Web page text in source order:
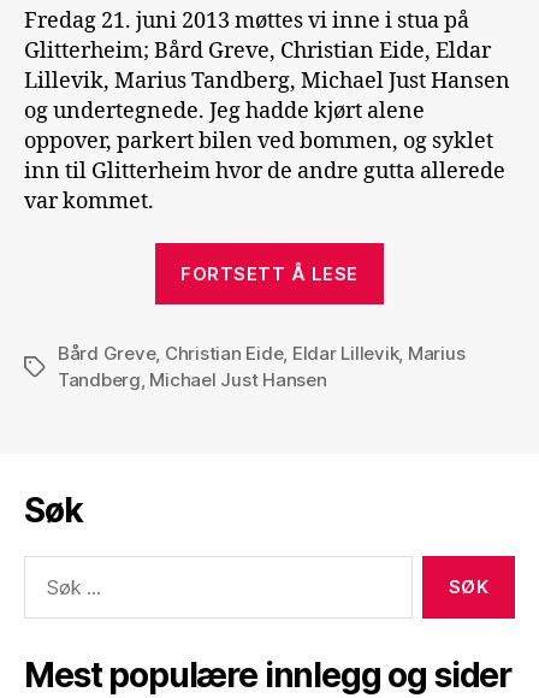
Fredag 21. juni 2013 møttes vi inne i stua på
Glitterheim; Bård Greve, Christian Eide, Eldar
Lillevik, Marius Tandberg, Michael Just Hansen
og undertegnede. Jeg hadde kjørt alene
oppover, parkert bilen ved bommen, og syklet
inn til Glitterheim hvor de andre gutta allerede
var kommet.
FORTSETT Å LESE
Stikkord
Bård Greve, Christian Eide, Eldar Lillevik, Marius
Tandberg, Michael Just Hansen
Søk
etter:
Mest populære innlegg og sider